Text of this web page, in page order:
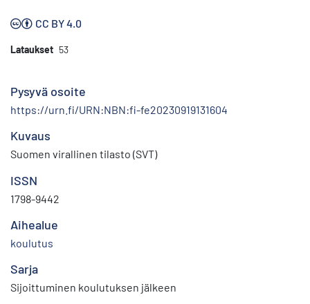
CC BY 4.0
Lataukset 53
Pysyvä osoite
https://urn.fi/URN:NBN:fi-fe20230919131604
Kuvaus
Suomen virallinen tilasto (SVT)
ISSN
1798-9442
Aihealue
koulutus
Sarja
Sijoittuminen koulutuksen jälkeen